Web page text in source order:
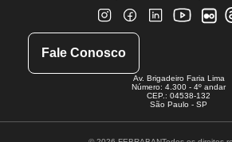
Fale Conosco
Av. Brigadeiro Faria Lima
Número: 4.300 - 4º andar
CEP.: 04538-132
São Paulo - SP